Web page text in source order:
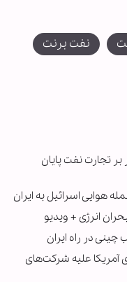
نفت برنت
بر تجارت نفت پایان
انرژی + ویدیو
در راه ایران
آمریکا علیه شرکت‌های